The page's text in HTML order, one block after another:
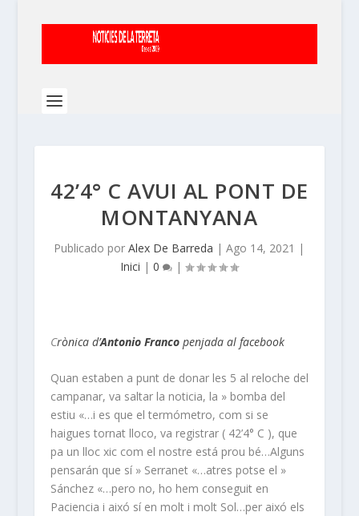
42’4° C AVUI AL PONT DE
MONTANYANA
Publicado porAlex De Barreda |Ago 14, 2021 |
Inici |0 |
Crònica d’Antonio Francopenjada al facebook
Quan estaben a punt de donar les 5 al reloche del
campanar, va saltar la noticia, la » bomba del
estiu «…i es que el termómetro, com si se
haigues tornat lloco, va registrar ( 42’4° C ), que
pa un lloc xic com el nostre está prou bé…Alguns
pensarán que sí » Serranet «…atres potse el »
Sánchez «…pero no, ho hem conseguit en
Paciencia i aixó sí en molt i molt Sol…per aixó els